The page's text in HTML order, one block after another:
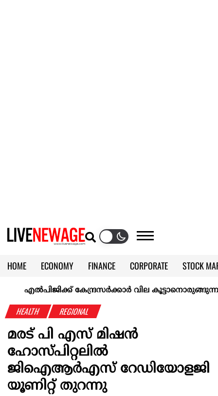
HOME ECONOMY FINANCE CORPORATE
STOCK
CALENDAR
KERALA @70
കേന്ദ്രസർക്കാർ വില കൂട്ടാനൊരുങ്ങുന്നുവെന്ന്
HEALTH REGIONAL
മരട് പി എസ് മിഷന്‍
ഹോസ്പിറ്റലില്‍
ജിഐആര്‍എസ് റേഡിയോളജി
യൂണിറ്റ് തുറന്നു